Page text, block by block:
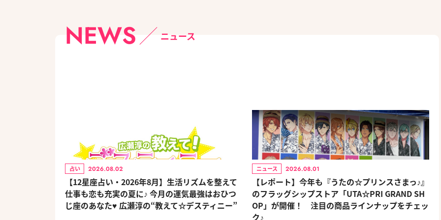
NEWS ニュース
占い 2026.08.02
【12星座占い・2026年8月】生活リズムを整えて
仕事も恋も充実の夏に♪ 今月の運気最強はおひつ
じ座のあなた♥ 広瀬淳の“教えて☆デスティニー”
ニュース 2026.08.01
【レポート】今年も『うたの☆プリンスさまっ♪』
のフラッグシップストア「UTA☆PRI GRAND SH
OP」が開催！ 注目の商品ラインナップをチェッ
ク♪